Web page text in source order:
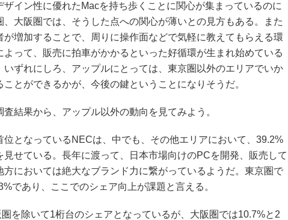
イン性に優れたMacを持ち歩くことに関心が集まっているのに
、大阪圏では、そうした点への関心が薄いとの見方もある。また
が増加することで、周りに操作面などで気軽に教えてもらえる環
よって、販売に拍車がかかるといった好循環が生まれ始めている
いずれにしろ、アップルにとっては、東京圏以外のエリアでいか
ことができるかが、今後の鍵ということになりそうだ。
結果から、アップル以外の動向を見てみよう。
となっているNECは、中でも、その他エリアにおいて、39.2%
見せている。長年に渡って、日本市場向けのPCを開発、販売して
方においては絶大なブランド力に繋がっているようだ。東京圏で
であり、ここでのシェア向上が課題と言える。
を除いて1桁台のシェアとなっているが、大阪圏では10.7%と2